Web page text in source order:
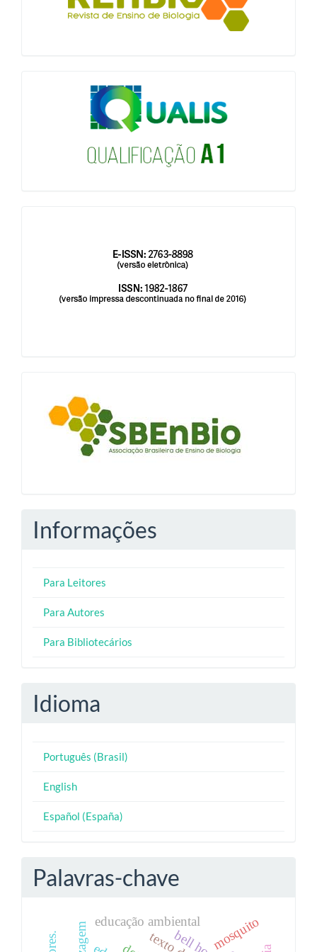
blocologosbenbio
Informações
Para Leitores
Para Autores
Para Bibliotecários
Idioma
Português (Brasil)
English
Español (España)
Palavras-chave
mosquito
educação ambiental